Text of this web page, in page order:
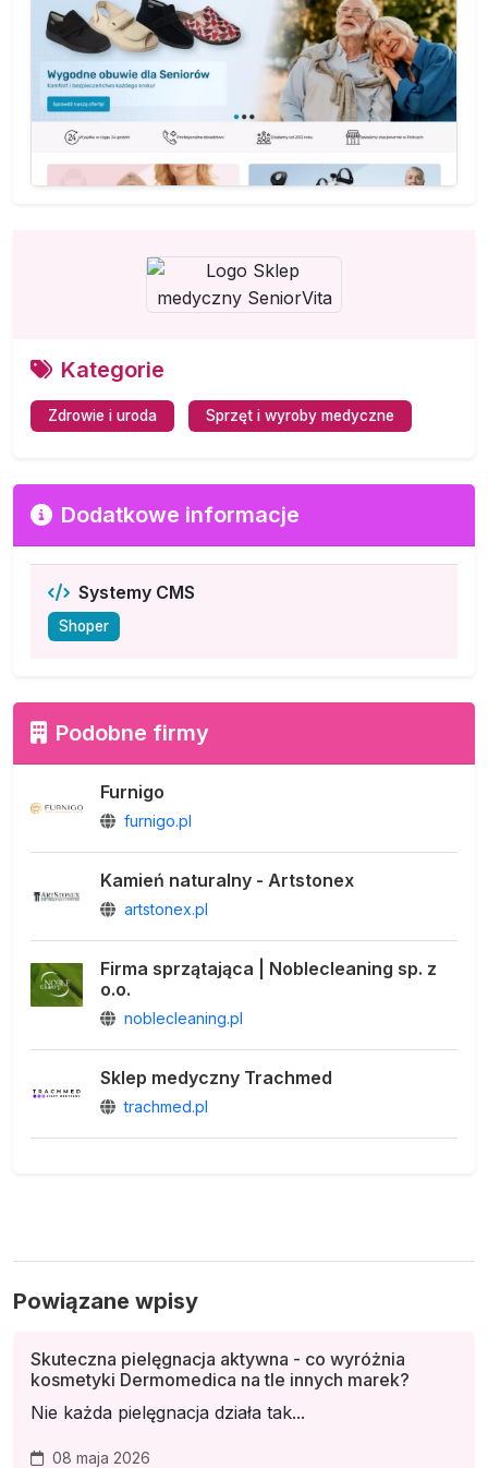
Kategorie
Zdrowie i uroda Sprzęt i wyroby medyczne
Dodatkowe informacje
Systemy CMS
Shoper
Podobne firmy
Furnigo
furnigo.pl
Kamień naturalny - Artstonex
artstonex.pl
Firma sprzątająca | Noblecleaning sp. z
o.o.
noblecleaning.pl
Sklep medyczny Trachmed
trachmed.pl
Powiązane wpisy
Skuteczna pielęgnacja aktywna - co wyróżnia
kosmetyki Dermomedica na tle innych marek?
Nie każda pielęgnacja działa tak...
08 maja 2026